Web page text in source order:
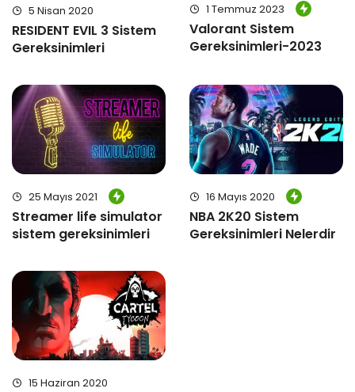
5 Nisan 2020
RESIDENT EVIL 3 Sistem
Gereksinimleri
1 Temmuz 2023
Valorant Sistem
Gereksinimleri-2023
25 Mayıs 2021
Streamer life simulator
sistem gereksinimleri
16 Mayıs 2020
NBA 2K20 Sistem
Gereksinimleri Nelerdir
15 Haziran 2020